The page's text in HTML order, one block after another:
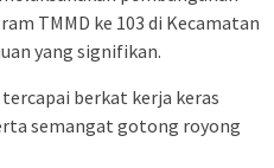
TMMD ke 103 di Kecamatan
yang signifikan.
berkat kerja keras
semangat gotong royong